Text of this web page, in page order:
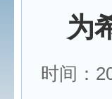
为
时间：